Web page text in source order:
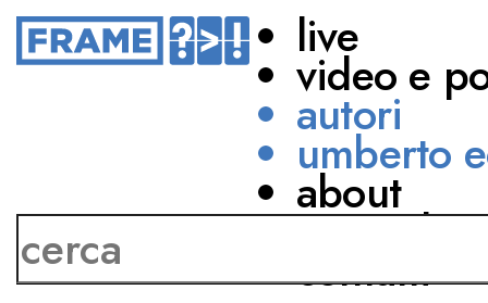
live
video e
autori
umberto
about
network
contatti
Michael Righini